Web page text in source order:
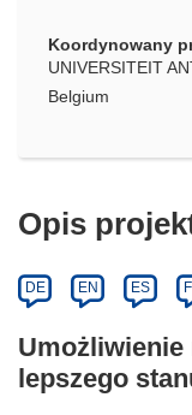
Koordynowany
UNIVERSITEIT
Belgium
Opis
DE EN ES
lepszego